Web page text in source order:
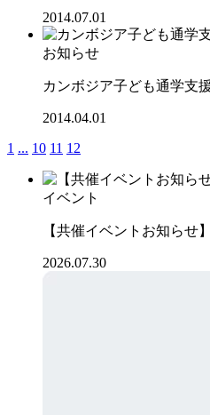
2014.07.01
お知らせ
カンボジア子ども通学支
2014.04.01
1 ... 10 11 12
イベント
【共催イベントお知らせ
2026.07.30